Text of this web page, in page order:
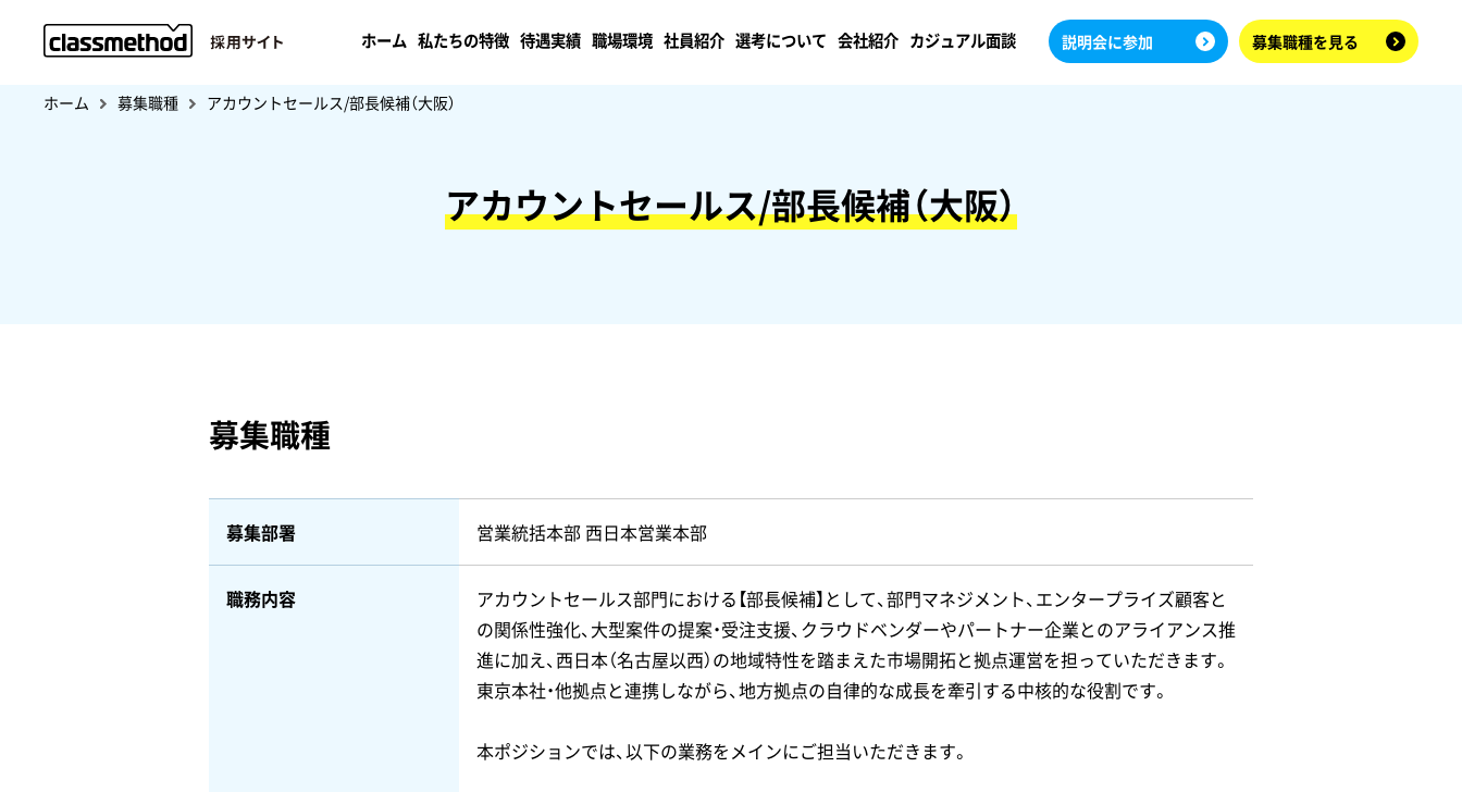
ホーム 私たちの特徴 待遇実績 職場環境 社員紹介 選考について 会社紹介 カジュアル面談 説明会に参加 募集職種を見る
ホーム 募集職種 アカウントセールス/部長候補（大阪）
アカウントセールス/部長候補（大阪）
募集職種
募集部署 営業統括本部 西日本営業本部
職務内容
アカウントセールス部門における【部長候補】として、部門マネジメント、エンタープライズ顧客と
の関係性強化、大型案件の提案・受注支援、クラウドベンダーやパートナー企業とのアライアンス推
進に加え、西日本（名古屋以西）の地域特性を踏まえた市場開拓と拠点運営を担っていただきます。
東京本社・他拠点と連携しながら、地方拠点の自律的な成長を牽引する中核的な役割です。
本ポジションでは、以下の業務をメインにご担当いただきます。